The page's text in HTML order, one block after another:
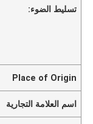
تسليط الضوء:
Place of Origin
اسم العلامة التجارية